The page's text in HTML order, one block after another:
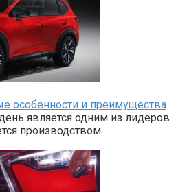
особенности и преимущества
является одним из лидеров
производством